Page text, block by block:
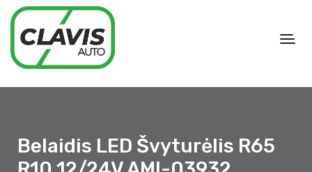
Belaidis LED Švyturėlis R65